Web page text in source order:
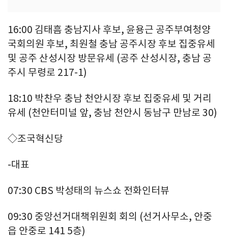
16:00 김태흠 충남지사 후보, 윤용근 공주부여청양
국회의원 후보, 최원철 충남 공주시장 후보 집중유세
및 공주 산성시장 방문유세 (공주 산성시장, 충남 공
주시 무령로 217-1)
18:10 박찬우 충남 천안시장 후보 집중유세 및 거리
유세 (천안터미널 앞, 충남 천안시 동남구 만남로 30)
◇조국혁신당
-대표
07:30 CBS 박성태의 뉴스쇼 전화인터뷰
09:30 중앙선거대책위원회 회의 (선거사무소, 안중
읍 안중로 141 5층)